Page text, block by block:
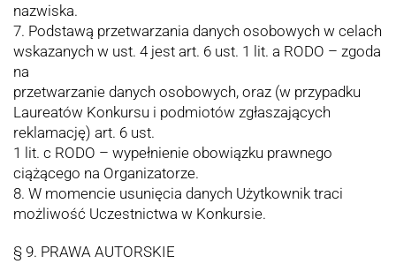
nazwiska.
7. Podstawą przetwarzania danych osobowych w celach
wskazanych w ust. 4 jest art. 6 ust. 1 lit. a RODO – zgoda
na
przetwarzanie danych osobowych, oraz (w przypadku
Laureatów Konkursu i podmiotów zgłaszających
reklamację) art. 6 ust.
1 lit. c RODO – wypełnienie obowiązku prawnego
ciążącego na Organizatorze.
8. W momencie usunięcia danych Użytkownik traci
możliwość Uczestnictwa w Konkursie.
§ 9. PRAWA AUTORSKIE